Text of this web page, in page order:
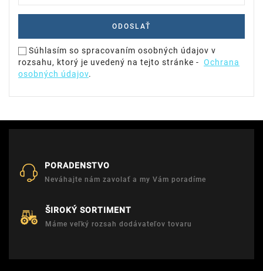
Súhlasím so spracovaním osobných údajov v
rozsahu, ktorý je uvedený na tejto stránke - Ochrana
osobných údajov.
PORADENSTVO
Neváhajte nám zavolať a my Vám poradíme
ŠIROKÝ SORTIMENT
Máme veľký rozsah dodávateľov tovaru